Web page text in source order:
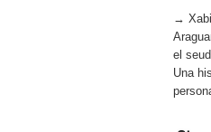
→
el
Una